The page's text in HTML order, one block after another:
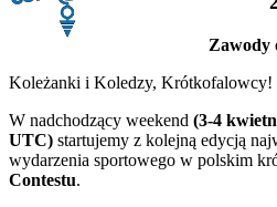
Zawody
Koleżanki i Koledzy, Krótkofalowcy!
W nadchodzący weekend (3-4
UTC) startujemy z kolejną edycją
wydarzenia sportowego w polskim
Contestu.